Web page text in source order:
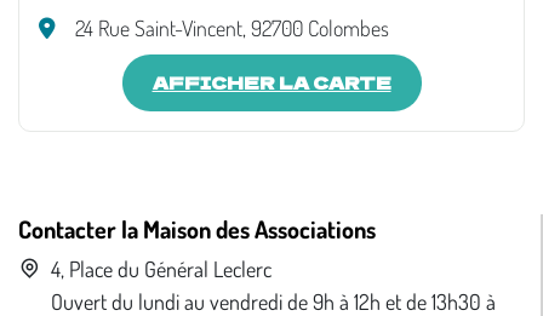
24 Rue Saint-Vincent, 92700 Colombes
AFFICHER LA CARTE
Contacter la Maison des Associations
4, Place du Général Leclerc
Ouvert du lundi au vendredi de 9h à 12h et de 13h30 à